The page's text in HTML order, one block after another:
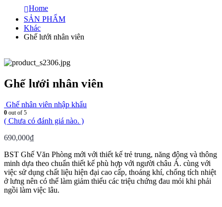
Home
SẢN PHẨM
Khác
Ghế lưới nhân viên
Ghế lưới nhân viên
Ghế nhân viên nhập khẩu
0 out of 5
( Chưa có đánh giá nào. )
690,000₫
BST Ghế Văn Phòng mới với thiết kế trẻ trung, năng động và thông
minh dựa theo chuẩn thiết kế phù hợp với người châu Á. cùng với
việc sử dụng chất liệu hiện đại cao cấp, thoáng khí, chống tích nhiệt
ở lưng nên có thể làm giảm thiểu các triệu chứng đau mỏi khi phải
ngồi làm việc lâu.